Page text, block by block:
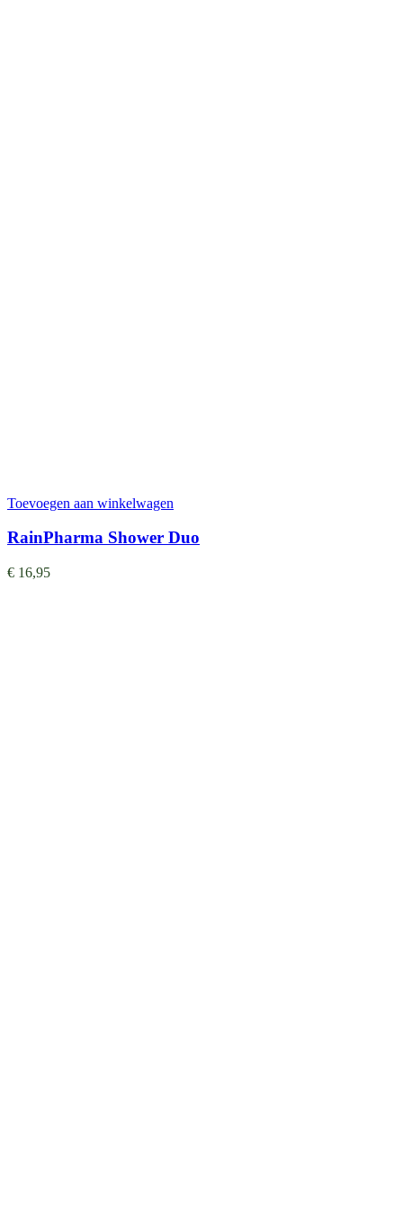
Toevoegen aan winkelwagen
RainPharma Shower Duo
€ 16,95